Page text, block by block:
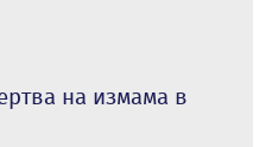
на измама в